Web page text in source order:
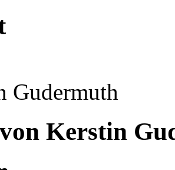
Gudermuth
Kerstin